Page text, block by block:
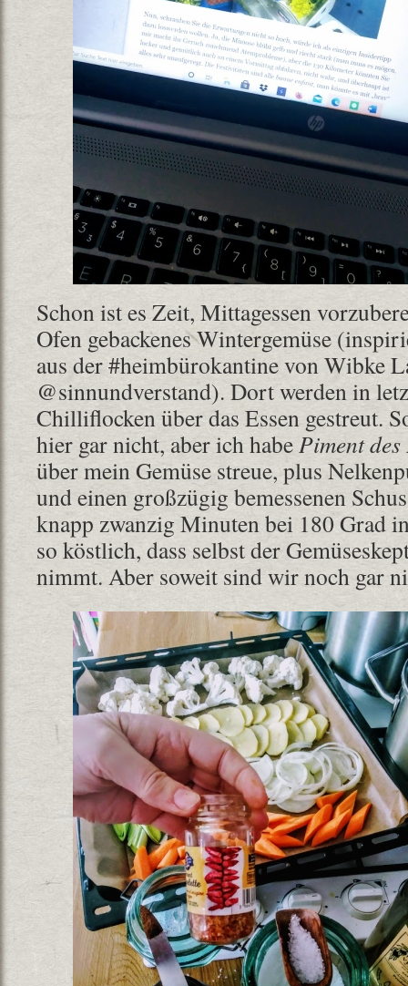
Schon ist es Zeit, Mittagessen
Ofen gebackenes Wintergemüse
aus der #heimbürokantine von Wibke
@sinnundverstand). Dort werden in
Chilliflocken über das Essen gestreut.
hier gar nicht, aber ich habePiment des
über mein Gemüse streue, plus
und einen großzügig bemessenen
knapp zwanzig Minuten bei 180 Grad
so köstlich, dass selbst der
nimmt. Aber soweit sind wir noch gar